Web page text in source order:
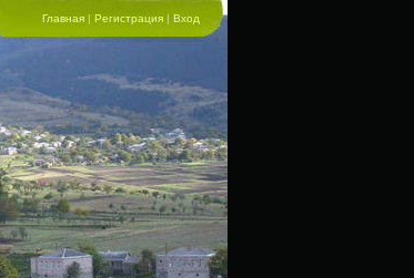
Главная| Регистрация| Вход